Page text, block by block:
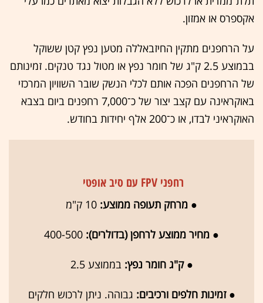
אקספרס או אמזון.
על הרחפנים מתקין החיזבאללה מטען נפץ קטן ששוקל
בבמוצע 2.5 ק"ג של חומר נפץ או מטול נגד טנקים. זמינותם
של הרחפנים הפכה אותם לכלי הנשק שובר השוויון המרכזי
באוקראינה עם קצב יצור של כ־7,000 רחפנים ביום בצבא
האוקראיני לבדו, או כ־200 אלף יחידות בחודש.
רחפני FPV עם סיב אופטי
● מרחק תעופה ממוצע:
● מחיר ממוצע לרחפן (בדולרים):
●ק"ג חומר נפץ:בממוצע 2.5
●זמינות חלפים ורכיבים: גבוהה. ניתן לרכוש חלקים